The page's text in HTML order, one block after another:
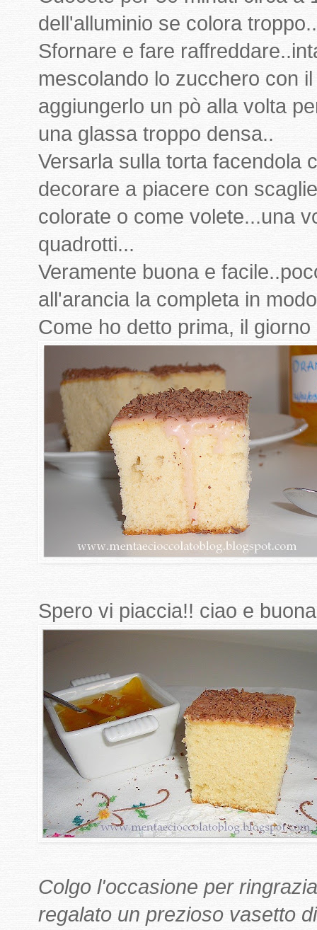
dell'alluminio se colora
Sfornare e fare
mescolando lo zucchero con
aggiungerlo un pò alla volta
una glassa troppo densa..
Versarla sulla torta facendola
decorare a piacere con
colorate o come volete...una
quadrotti...
Veramente buona e
all'arancia la completa in
Come ho detto prima, il
Spero vi piaccia!! ciao e
Colgo l'occasione per
regalato un prezioso vasetto